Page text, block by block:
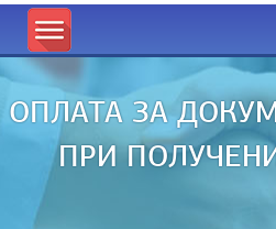
ОПЛАТА ЗА
ПРИ